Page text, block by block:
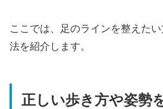
ここでは、足のラインを整えた
法を紹介します。
正しい歩き方や姿勢